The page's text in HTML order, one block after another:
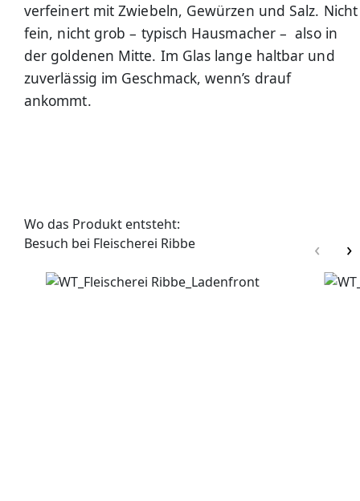
verfeinert mit Zwiebeln, Gewürzen und Salz. Nicht
fein, nicht grob – typisch Hausmacher – also in
der goldenen Mitte. Im Glas lange haltbar und
zuverlässig im Geschmack, wenn’s drauf
ankommt.
Wo das Produkt entsteht:
Besuch bei Fleischerei Ribbe
‹ ›